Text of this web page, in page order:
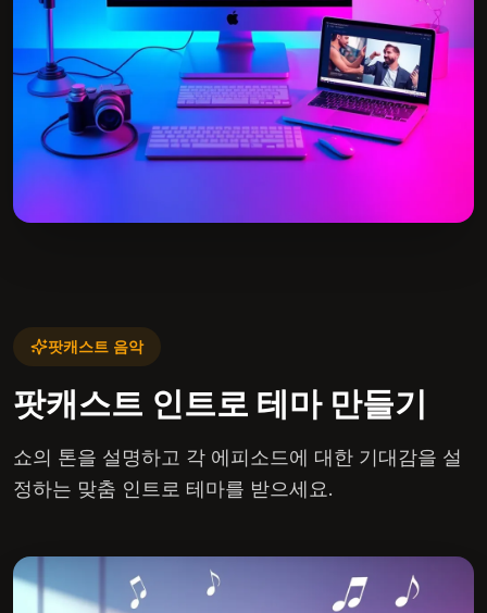
팟캐스트 음악
팟캐스트 인트로 테마 만들기
쇼의 톤을 설명하고 각 에피소드에 대한 기대감을 설
정하는 맞춤 인트로 테마를 받으세요.